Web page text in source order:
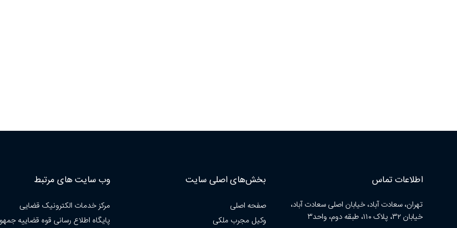
اطلاعات تماس
تهران، سعادت آباد، خیابان اصلی سعادت آباد،
خیابان ۳۲، پلاک ۱۱۰، طبقه دوم، واحد۳
بخش‌های اصلی سایت
صفحه اصلی
وکیل مجرب ملکی
وب سایت های مرتبط
مرکز خدمات الکترونیک قضایی
پایگاه اطلاع رسانی قوه قضاییه